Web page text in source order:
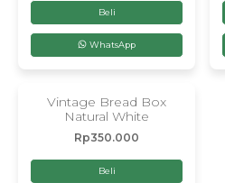
Beli
WhatsApp
Vintage Bread Box
Natural White
Rp350.000
Beli